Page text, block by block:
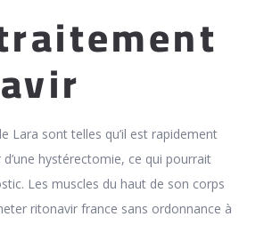
Lara sont telles qu’il est rapidement
d’une hystérectomie, ce qui pourrait
Les muscles du haut de son corps
ritonavir france sans ordonnance à